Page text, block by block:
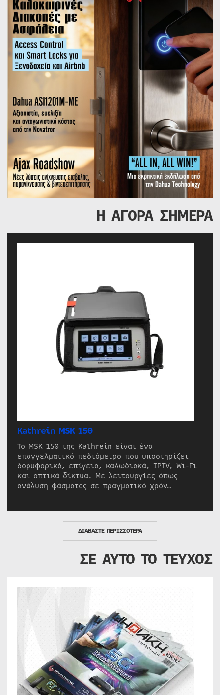
Η ΑΓΟΡΑ ΣΗΜΕΡΑ
Kathrein MSK 150
Το MSK 150 της Kathrein είναι ένα
επαγγελματικό πεδιόμετρο που υποστηρίζει
δορυφορικά, επίγεια, καλωδιακά, IPTV, Wi-Fi
και οπτικά δίκτυα. Με λειτουργίες όπως
ανάλυση φάσματος σε πραγματικό χρόν…
ΔΙΑΒΑΣΤΕ ΠΕΡΙΣΣΟΤΕΡΑ
ΣΕ ΑΥΤΟ ΤΟ ΤΕΥΧΟΣ